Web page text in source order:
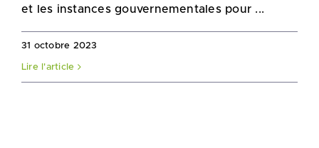
et les instances gouvernementales pour ...
31 octobre 2023
Lire l'article